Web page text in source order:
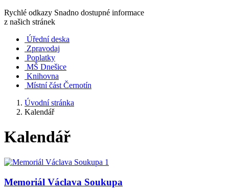
Rychlé odkazy Snadno dostupné informace
z našich stránek
Úřední deska
Zpravodaj
Poplatky
MŠ Dnešice
Knihovna
Místní část Černotín
Úvodní stránka
Kalendář
Kalendář
Memoriál Václava Soukupa